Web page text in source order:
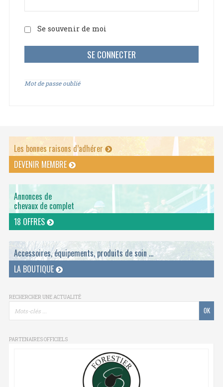
Se souvenir de moi
Mot de passe oublié
Les bonnes raisons d’adhérer
DEVENIR MEMBRE
Annonces de
chevaux de complet
18 OFFRES
Accessoires, équipements, produits de soin ...
LA BOUTIQUE
RECHERCHER UNE ACTUALITÉ
PARTENAIRES OFFICIELS